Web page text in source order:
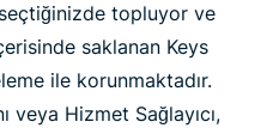
topluyor ve
saklanan Keys
ile korunmaktadır.
veya Hizmet Sağlayıcı,